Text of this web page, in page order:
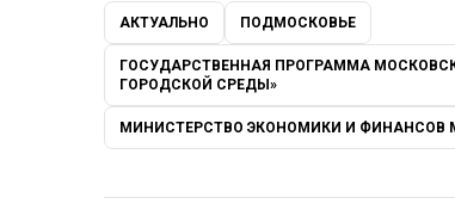
АКТУАЛЬНО ПОДМОСКОВЬЕ
ГОСУДАРСТВЕННАЯ ПРОГРАММА
ГОРОДСКОЙ СРЕДЫ»
МИНИСТЕРСТВО ЭКОНОМИКИ И ФИНАНСОВ